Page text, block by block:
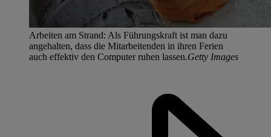
Arbeiten am Strand: Als Führungskraft ist man dazu
angehalten, dass die Mitarbeitenden in ihren Ferien
auch effektiv den Computer ruhen lassen.Getty Images